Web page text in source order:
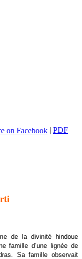
| PDF
de la divinité hindoue
famille d’une lignée de
Sa famille observait